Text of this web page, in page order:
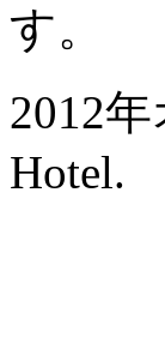
す。
2012年
Hotel.